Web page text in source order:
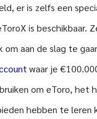
er is zelfs een
is beschikbaar.
om aan de slag te
waar je
om eToro, het
hebben te leren